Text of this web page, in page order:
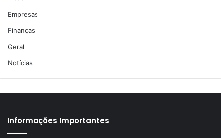
Empresas
Finanças
Geral
Notícias
Informações Importantes